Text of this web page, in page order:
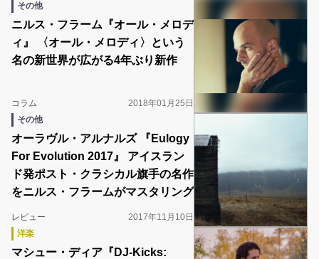
その他
ニルス・フラーム『オール・メロデ
ィ』 〈オール・メロディ〉という
名の新世界が広がる4年ぶり新作
コラム
2018年01月25日
その他
オーラヴル・アルナルズ 『Eulogy
For Evolution 2017』 アイスラン
ド発ポスト・クラシカル旗手の名作
をニルス・フラームがマスタリング
レビュー
2017年11月10日
洋楽
マシュー・ディア『DJ-Kicks: